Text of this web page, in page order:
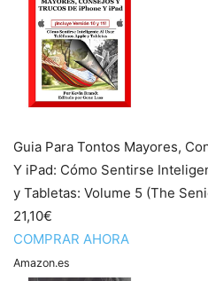
Guia Para Tontos Mayores,
Y iPad: Cómo Sentirse
y Tabletas: Volume 5 (The
21,10€
COMPRAR AHORA
Amazon.es